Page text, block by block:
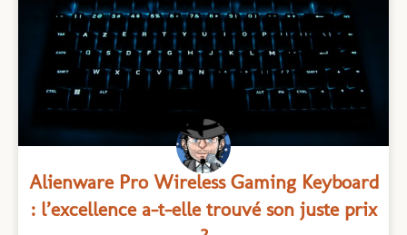
Alienware Pro Wireless Gaming Keyboard
: l’excellence a-t-elle trouvé son juste prix